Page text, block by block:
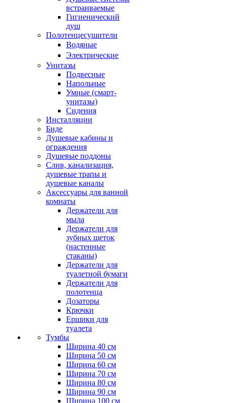
встраиваемые
Гигиенический
душ
Полотенцесушители
ㅤВодяные
ㅤЭлектрические
Унитазы
Подвесные
Напольные
Умные (смарт-
унитазы)
Сидения
Инсталляции
Биде
Душевые кабины и
ограждения
Душевые поддоны
Слив, канализация,
душевые трапы и
душевые каналы
Аксессуары для ванной
комнаты
Держатели для
мыла
Держатели для
зубных щеток
(настенные
стаканы)
Держатели для
туалетной бумаги
Держатели для
полотенца
Дозаторы
Крючки
Ершики для
туалета
Тумбы
Ширина 40 см
Ширина 50 см
Ширина 60 см
Ширина 70 см
Ширина 80 см
Ширина 90 см
Ширина 100 см